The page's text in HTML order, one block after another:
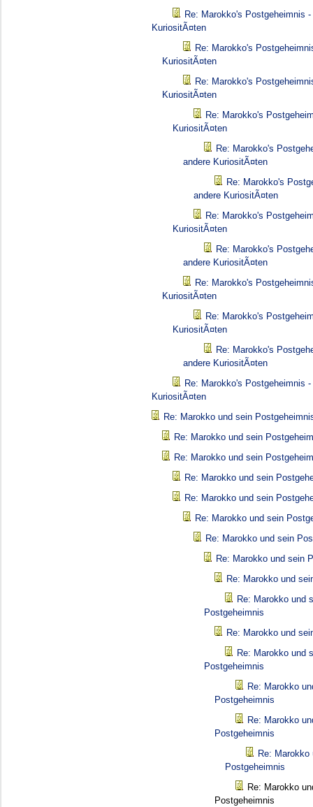
Re: Marokko's Postgeheimnis -
KuriositÃ¤ten
Re: Marokko's
KuriositÃ¤ten
Re: Marokko's
KuriositÃ¤ten
Re: Marokko's
KuriositÃ¤ten
Re: Marokko's
andere KuriositÃ¤ten
Re: Marokko's
andere KuriositÃ¤ten
Re: Marokko's
KuriositÃ¤ten
Re: Marokko's
andere KuriositÃ¤ten
Re: Marokko's
KuriositÃ¤ten
Re: Marokko's
KuriositÃ¤ten
Re: Marokko's
andere KuriositÃ¤ten
Re: Marokko's Postgeheimnis -
KuriositÃ¤ten
Re: Marokko und sein
Re: Marokko und sein
Re: Marokko und sein
Re: Marokko und sein
Re: Marokko und sein
Re: Marokko und sein
Re: Marokko und sein
Re: Marokko und sein
Re: Marokko und
Re: Marokko und
Postgeheimnis
Re: Marokko und
Re: Marokko und
Postgeheimnis
Re: Marokko
Postgeheimnis
Re: Marokko
Postgeheimnis
Re: Marokko
Postgeheimnis
Re: Marokko
Postgeheimnis